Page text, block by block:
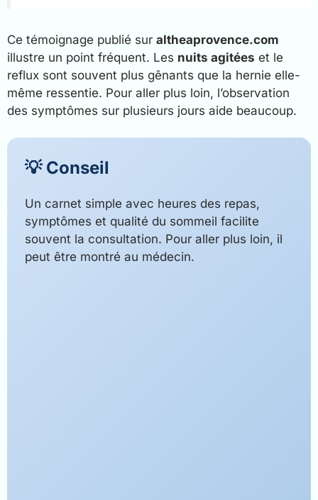
Ce témoignage publié sur altheaprovence.com
illustre un point fréquent. Les nuits agitées et le
reflux sont souvent plus gênants que la hernie elle-
même ressentie. Pour aller plus loin, l’observation
des symptômes sur plusieurs jours aide beaucoup.
💡 Conseil
Un carnet simple avec heures des repas,
symptômes et qualité du sommeil facilite
souvent la consultation. Pour aller plus loin, il
peut être montré au médecin.